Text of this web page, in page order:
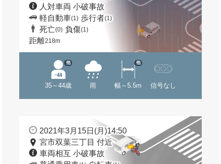
人対車両 小破事故
軽自動車(1) 歩行者(1)
死亡(0) 負傷(1)
距離218m
35～44歳
他
雨 幅～5.5m
他
信号なし
2021年3月15日(月)14:50
宮市双葉三丁目 付近
車両相互 小破事故